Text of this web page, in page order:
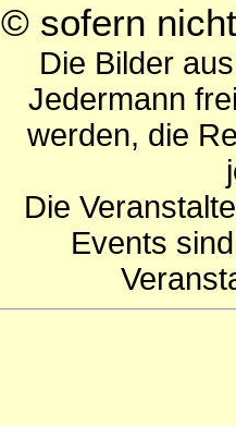
© sofern
Die Bilder
Jedermann
werden, die
Die
Events